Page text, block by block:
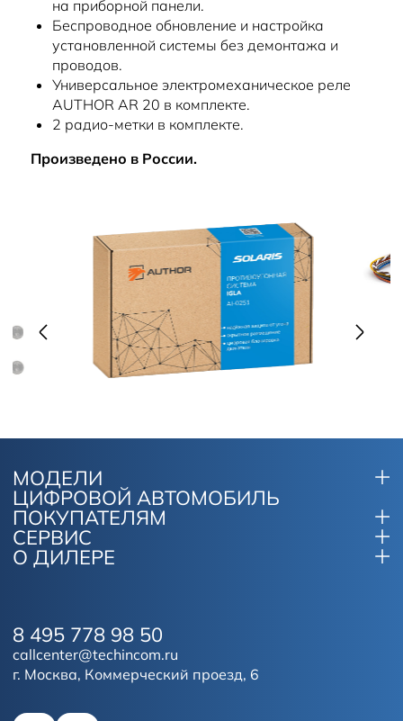
на приборной панели.
Беспроводное обновление и настройка
установленной системы без демонтажа и
проводов.
Универсальное электромеханическое реле
AUTHOR AR 20 в комплекте.
2 радио-метки в комплекте.
Произведено в России.
МОДЕЛИ
ЦИФРОВОЙ АВТОМОБИЛЬ
ПОКУПАТЕЛЯМ
СЕРВИС
О ДИЛЕРЕ
г. Москва, Коммерческий проезд, 6
8 495 778 98 50
callcenter@techincom.ru